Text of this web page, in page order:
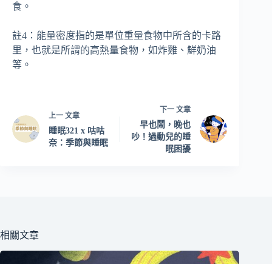
食。
註4：能量密度指的是單位重量食物中所含的卡路
里，也就是所謂的高熱量食物，如炸雞、鮮奶油
等。
上一 文章
睡眠321 x 咕咕
奈：季節與睡眠
下一文章
早也鬧，晚也
吵！過動兒的睡
眠困擾
相關文章